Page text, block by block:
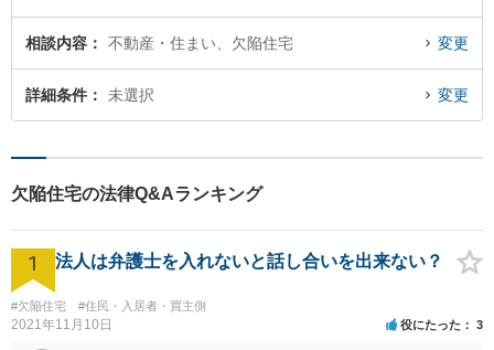
相談内容 不動産・住まい、欠陥住宅 変更
詳細条件 未選択 変更
欠陥住宅の法律Q&Aランキング
1 法人は弁護士を入れないと話し合いを出来ない？
#欠陥住宅 #住民・入居者・買主側
2021年11月10日 役にたった 3